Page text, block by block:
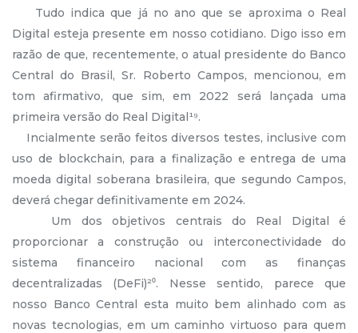
Tudo indica que já no ano que se aproxima o Real
Digital esteja presente em nosso cotidiano. Digo isso em
razão de que, recentemente, o atual presidente do Banco
Central do Brasil, Sr. Roberto Campos, mencionou, em
tom afirmativo, que sim, em 2022 será lançada uma
primeira versão do Real Digital¹⁹.
Incialmente serão feitos diversos testes, inclusive com
uso de blockchain, para a finalização e entrega de uma
moeda digital soberana brasileira, que segundo Campos,
deverá chegar definitivamente em 2024.
Um dos objetivos centrais do Real Digital é
proporcionar a construção ou interconectividade do
sistema financeiro nacional com as finanças
decentralizadas (DeFi)²⁰. Nesse sentido, parece que
nosso Banco Central esta muito bem alinhado com as
novas tecnologias, em um caminho virtuoso para quem